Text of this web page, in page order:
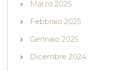
Marzo 2025
Febbraio 2025
Gennaio 2025
Dicembre 2024